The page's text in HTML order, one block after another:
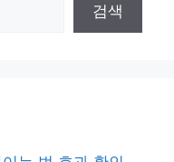
검색